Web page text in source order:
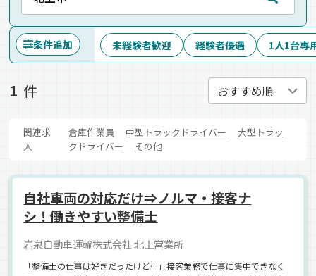
条件追加 未経験者歓迎 経験者優遇 1人1台専
1 件
関連求
人
倉庫作業員 中型トラックドライバー
大型トラッ
クドライバー
その他
自社車両の対応だけ⇒ノルマ・接客ナ
シ！働きやすい整備士
岩泉自動車運輸株式会社 北上営業所
「整備士の仕事は好きだったけど…」接客業務で仕事に集中できなく